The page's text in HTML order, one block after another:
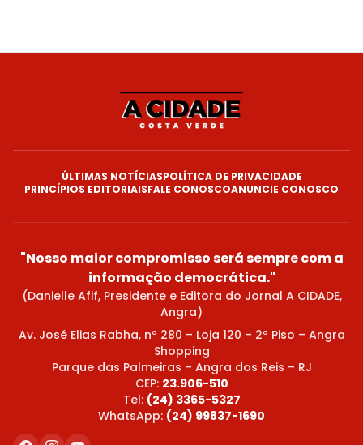
ÚLTIMAS NOTÍCIASPOLÍTICA DE PRIVACIDADE
PRINCÍPIOS EDITORIAISFALE CONOSCOANUNCIE CONOSCO
"Nosso maior compromisso será sempre com a
informação democrática."
(Danielle Afif, Presidente e Editora do Jornal A CIDADE,
Angra)
Av. José Elias Rabha, nº 280 – Loja 120 – 2º Piso – Angra
Shopping
Parque das Palmeiras – Angra dos Reis – RJ
CEP: 23.906-510
Tel: (24) 3365-5327
WhatsApp: (24) 99837-1690